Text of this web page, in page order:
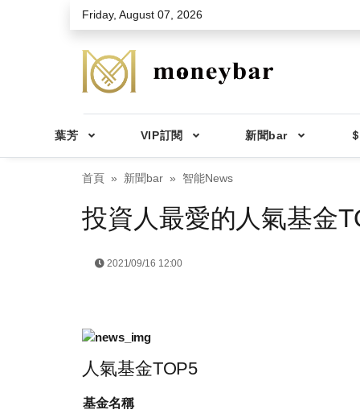
Skip to main contentFriday, August 07, 2026
葉芳 VIP訂閱 新聞bar
首頁 新聞bar 智能News
投資人最愛的人氣基金
2021/09/16 12:00
人氣基金TOP5
基金名稱